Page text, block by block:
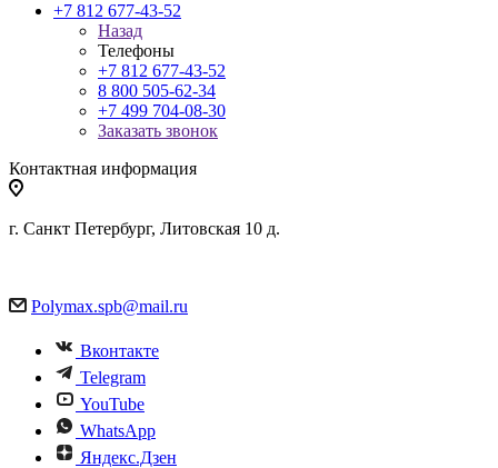
+7 812 677-43-52
Назад
Телефоны
+7 812 677-43-52
8 800 505-62-34
+7 499 704-08-30
Заказать звонок
Контактная информация
г. Санкт Петербург, Литовская 10 д.
Polymax.spb@mail.ru
Вконтакте
Telegram
YouTube
WhatsApp
Яндекс.Дзен